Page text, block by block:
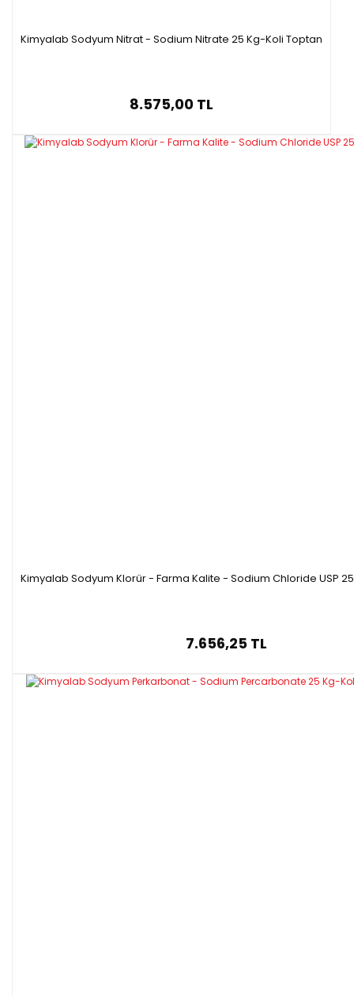
Kimyalab Sodyum Nitrat - Sodium Nitrate 25 Kg-Koli Toptan
8.575,00 TL
Kimyalab Sodyum Klorür - Farma Kalite - Sodium Chloride USP
7.656,25 TL